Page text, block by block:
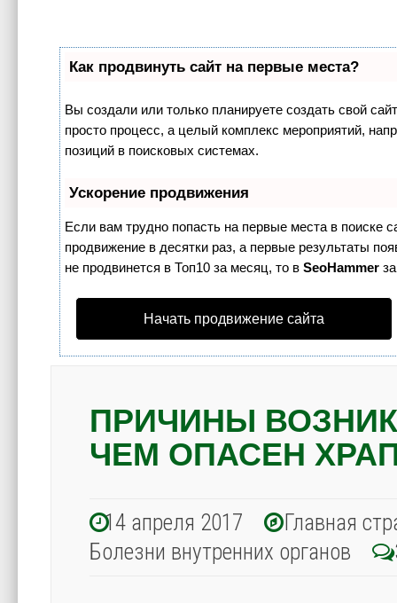
Как продвинуть сайт на первые места?
Вы создали или только планируете создать свой
просто процесс, а целый комплекс мероприятий,
позиций в поисковых системах.
Ускорение продвижения
Если вам трудно попасть на первые места в поиске
продвижение в десятки раз, а первые результаты
не продвинется в Топ10 за месяц, то вSeoHammer
Начать продвижение сайта
ПРИЧИНЫ
ЧЕМ ОПАСЕН
14 апреля 2017
Главная
Болезни внутренних органов